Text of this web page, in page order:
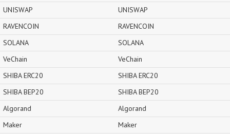
UNISWAP
RAVENCOIN
SOLANA
VeChain
SHIBA ERC20
SHIBA BEP20
Algorand
Maker
UNISWAP
RAVENCOIN
SOLANA
VeChain
SHIBA ERC20
SHIBA BEP20
Algorand
Maker